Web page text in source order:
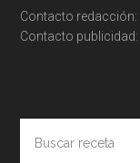
Contacto redacción:
Contacto publicidad:
receta